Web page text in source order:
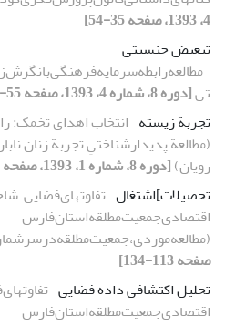
4، 1393، صفحه 35-54]
تبعیض جنسیتی
تی[دوره 8، شماره 4، 1393، صفحه 55-74]
تجربة زیسته انتخاب اهدای تخمک:
(مطالعة پدیدارشناختیِ تجربة زنان
رویان)[دوره 8، شماره 1، 1393، صفحه 6-21]
تحصیلات]اشتغال تفاوتهای‌فضایی‌
اقتصادی‌جمعیت‌مطلقه‌استان‌فارس‌‌
صفحه 113-134]
تحلیل اکتشافی داده فضایی
اقتصادی‌جمعیت‌مطلقه‌استان‌فارس‌‌